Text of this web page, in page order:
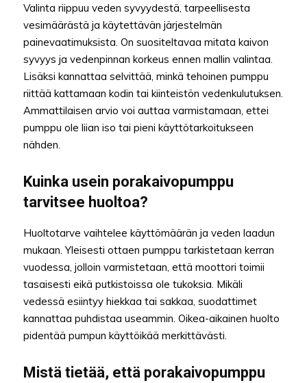
Valinta riippuu veden syvyydestä, tarpeellisesta
vesimäärästä ja käytettävän järjestelmän
painevaatimuksista. On suositeltavaa mitata kaivon
syvyys ja vedenpinnan korkeus ennen mallin valintaa.
Lisäksi kannattaa selvittää, minkä tehoinen pumppu
riittää kattamaan kodin tai kiinteistön vedenkulutuksen.
Ammattilaisen arvio voi auttaa varmistamaan, ettei
pumppu ole liian iso tai pieni käyttötarkoitukseen
nähden.
Kuinka usein porakaivopumppu
tarvitsee huoltoa?
Huoltotarve vaihtelee käyttömäärän ja veden laadun
mukaan. Yleisesti ottaen pumppu tarkistetaan kerran
vuodessa, jolloin varmistetaan, että moottori toimii
tasaisesti eikä putkistoissa ole tukoksia. Mikäli
vedessä esiintyy hiekkaa tai sakkaa, suodattimet
kannattaa puhdistaa useammin. Oikea-aikainen huolto
pidentää pumpun käyttöikää merkittävästi.
Mistä tietää, että porakaivopumppu